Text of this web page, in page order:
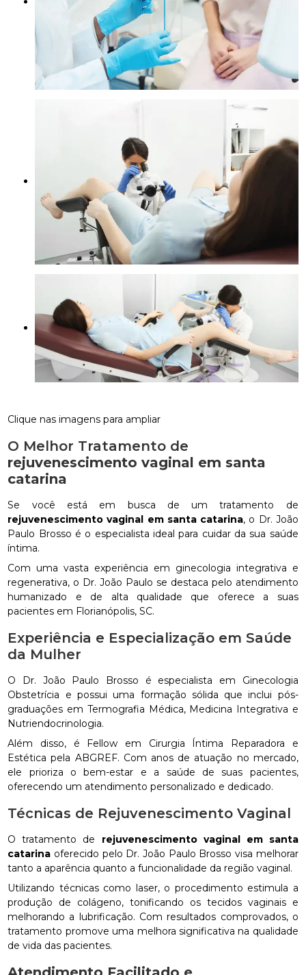
Clique nas imagens para ampliar
O Melhor Tratamento de
rejuvenescimento vaginal em santa
catarina
Se você está em busca de um tratamento de
rejuvenescimento vaginal em santa catarina, o Dr. João
Paulo Brosso é o especialista ideal para cuidar da sua saúde
íntima.
Com uma vasta experiência em ginecologia integrativa e
regenerativa, o Dr. João Paulo se destaca pelo atendimento
humanizado e de alta qualidade que oferece a suas
pacientes em Florianópolis, SC.
Experiência e Especialização em Saúde
da Mulher
O Dr. João Paulo Brosso é especialista em Ginecologia
Obstetrícia e possui uma formação sólida que inclui pós-
graduações em Termografia Médica, Medicina Integrativa e
Nutriendocrinologia.
Além disso, é Fellow em Cirurgia Íntima Reparadora e
Estética pela ABGREF. Com anos de atuação no mercado,
ele prioriza o bem-estar e a saúde de suas pacientes,
oferecendo um atendimento personalizado e dedicado.
Técnicas de Rejuvenescimento Vaginal
O tratamento de rejuvenescimento vaginal em santa
catarina oferecido pelo Dr. João Paulo Brosso visa melhorar
tanto a aparência quanto a funcionalidade da região vaginal.
Utilizando técnicas como laser, o procedimento estimula a
produção de colágeno, tonificando os tecidos vaginais e
melhorando a lubrificação. Com resultados comprovados, o
tratamento promove uma melhora significativa na qualidade
de vida das pacientes.